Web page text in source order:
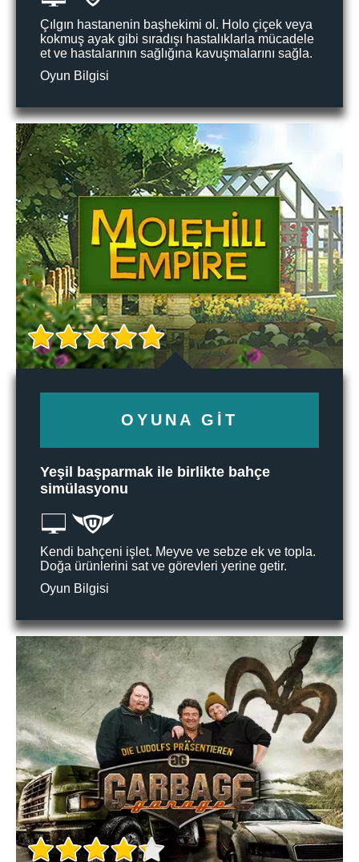
Çılgın hastanenin başhekimi ol. Holo çiçek veya
kokmuş ayak gibi sıradışı hastalıklarla mücadele
et ve hastalarının sağlığına kavuşmalarını sağla.
Oyun Bilgisi
OYUNA GIT
Yeşil başparmak ile birlikte bahçe
simülasyonu
Kendi bahçeni işlet. Meyve ve sebze ek ve topla.
Doğa ürünlerini sat ve görevleri yerine getir.
Oyun Bilgisi